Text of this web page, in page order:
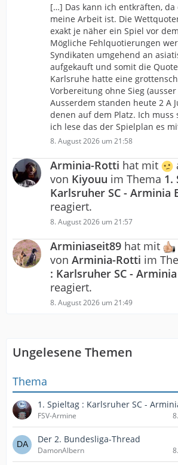
[…] Das kann ich entkräften, da
meine Arbeit ist. Die
exakt je näher ein Spiel vor
Mögliche Fehlquotierungen
Syndikaten umgehend an
aufgekauft und somit die
Karlsruhe hatte eine
Vorbereitung ohne Sieg
Ausserdem standen heute 2 A
denen auf dem Platz. Ich muss
ich lese das der Spielplan es
8. August 2026 um 21:58
Arminia-Rotti hat mit
von Kiyouu im Thema 1.
Karlsruher SC - Arminia
reagiert.
8. August 2026 um 21:57
Arminiaseit89 hat mit
von Arminia-Rotti im
: Karlsruher SC -
reagiert.
8. August 2026 um 21:49
Ungelesene Themen
Thema
1. Spieltag : Karlsruher SC -
FSV-Armine
Der 2. Bundesliga-Thread
DamonAlbern